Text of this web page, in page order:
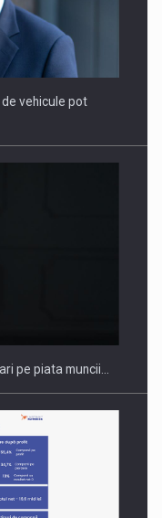
TECHNOLOGY FOR
ON THE
vehicule pot
pe piata muncii…